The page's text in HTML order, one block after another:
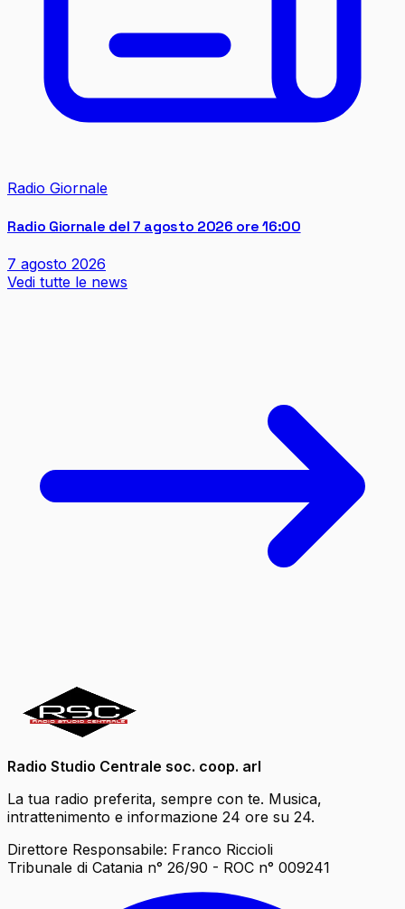
Radio Giornale
Radio Giornale del 7 agosto 2026 ore 16:00
7 agosto 2026
Vedi tutte le news
Radio Studio Centrale soc. coop. arl
La tua radio preferita, sempre con te. Musica,
intrattenimento e informazione 24 ore su 24.
Direttore Responsabile: Franco Riccioli
Tribunale di Catania n° 26/90 - ROC n° 009241